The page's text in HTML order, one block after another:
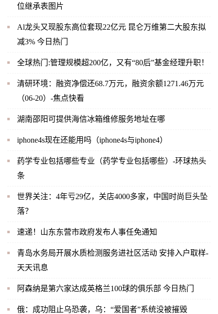
位继承表图片
Al龙头又现股东高位套现22亿元 昆仑万维第二大股东拟
减3% 今日热门
全球热门:管理规模超200亿，又有“80后”基金经理升职！
清研环境：融资净偿还68.7万元，融资余额1271.46万元
（06-20）-焦点快看
湖南邵阳可提供海信冰箱维修服务地址在哪
iphone4s现在还能用吗（iphone4s与iphone4）
药学专业包括哪些专业（药学专业包括哪些）-环球热头
条
世界关注：4年亏29亿，关店4000多家，中国时尚巨头坠
落？
速递！山东东营市政府发布人事任免通知
青岛水务局开展水质检测服务进社区活动 安排入户取样-
天天讯息
阿森纳是第六家达成英格兰100球的俱乐部 今日热门
俄：成功阻止乌恐袭，乌：“爱国者”系统没被摧毁